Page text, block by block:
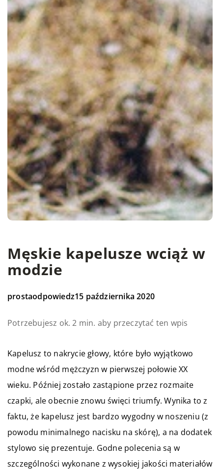
Męskie kapelusze wciąż w
modzie
prostaodpowiedz15 października 2020
Potrzebujesz ok. 2 min. aby przeczytać ten wpis
Kapelusz to nakrycie głowy, które było wyjątkowo
modne wśród mężczyzn w pierwszej połowie XX
wieku. Później zostało zastąpione przez rozmaite
czapki, ale obecnie znowu święci triumfy. Wynika to z
faktu, że kapelusz jest bardzo wygodny w noszeniu (z
powodu minimalnego nacisku na skórę), a na dodatek
stylowo się prezentuje. Godne polecenia są w
szczególności wykonane z wysokiej jakości materiałów